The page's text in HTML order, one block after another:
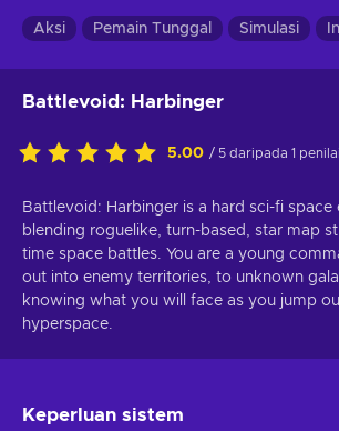
Aksi Pemain Tunggal Simulasi
Battlevoid: Harbinger
5.00 / 5 daripada 1
Battlevoid: Harbinger is a hard sci-fi
blending roguelike, turn-based, star map
time space battles. You are a young
out into enemy territories, to unknown
knowing what you will face as you jump
hyperspace.
Keperluan sistem